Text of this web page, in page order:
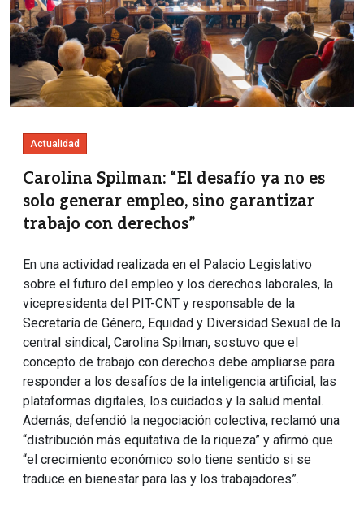
Actualidad
Carolina Spilman: “El desafío ya no es
solo generar empleo, sino garantizar
trabajo con derechos”
En una actividad realizada en el Palacio Legislativo
sobre el futuro del empleo y los derechos laborales, la
vicepresidenta del PIT-CNT y responsable de la
Secretaría de Género, Equidad y Diversidad Sexual de la
central sindical, Carolina Spilman, sostuvo que el
concepto de trabajo con derechos debe ampliarse para
responder a los desafíos de la inteligencia artificial, las
plataformas digitales, los cuidados y la salud mental.
Además, defendió la negociación colectiva, reclamó una
“distribución más equitativa de la riqueza” y afirmó que
“el crecimiento económico solo tiene sentido si se
traduce en bienestar para las y los trabajadores”.